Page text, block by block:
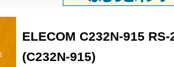
ELECOM C232N-915
(C232N-915)